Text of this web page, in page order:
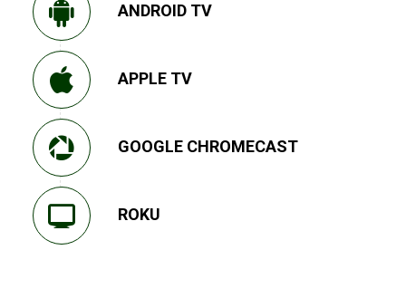
ANDROID TV
APPLE TV
GOOGLE CHROMECAST
ROKU